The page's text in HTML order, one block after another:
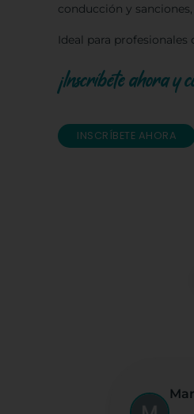
conducción y
Ideal para
¡Inscríbete ahora y
INSCRÍBETE AHORA